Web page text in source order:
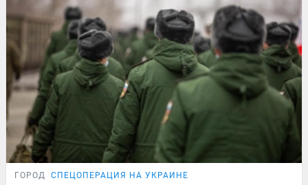
ГОРОД СПЕЦОПЕРАЦИЯ НА УКРАИНЕ